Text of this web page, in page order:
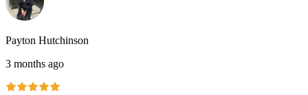
Payton Hutchinson
3 months ago